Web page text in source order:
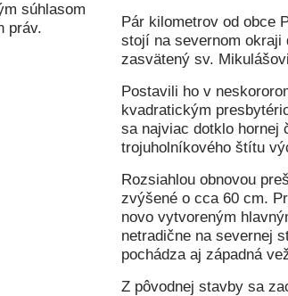
Pár kilometrov od obce
stojí na severnom
zasvätený sv.
Postavili ho v
kvadratickým
sa najviac dotklo hornej
trojuholníkového štítu
Rozsiahlou obnovou
zvýšené o cca 60 cm.
novo vytvoreným
netradične na severnej
pochádza aj západná
Z pôvodnej stavby sa
súhlasom
práv.